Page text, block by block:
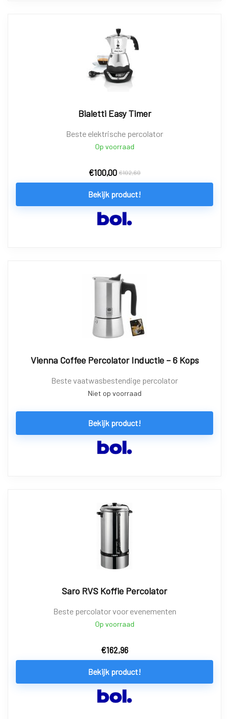
Bialetti Easy Timer
Beste elektrische percolator
Op voorraad
€100,00 €102,60
Bekijk product!
Vienna Coffee Percolator Inductie – 6 Kops
Beste vaatwasbestendige percolator
Niet op voorraad
Bekijk product!
Saro RVS Koffie Percolator
Beste percolator voor evenementen
Op voorraad
€162,96
Bekijk product!